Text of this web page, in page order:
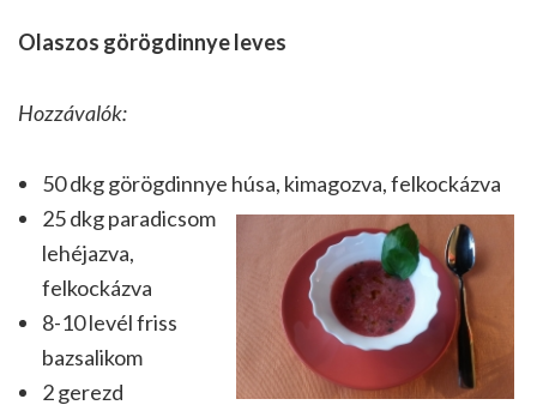
Olaszos görögdinnye leves
Hozzávalók:
50 dkg görögdinnye húsa, kimagozva, felkockázva
25 dkg paradicsom
lehéjazva,
felkockázva
8-10 levél friss
bazsalikom
2 gerezd